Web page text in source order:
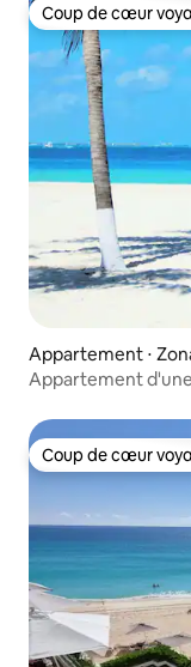
Coup de cœur
Coup de cœur
Appartement ⋅
Appartement
Coup de cœur
Coup de cœur